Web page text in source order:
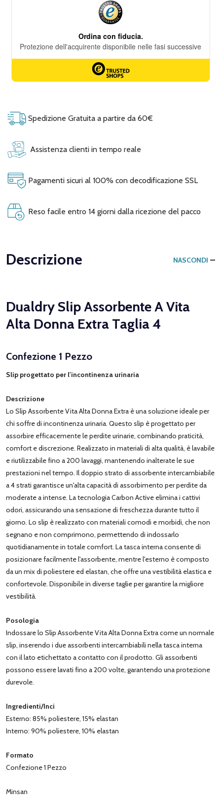
Spedizione Gratuita a partire da 60€
Assistenza clienti in tempo reale
Pagamenti sicuri al 100% con decodificazione SSL
Reso facile entro 14 giorni dalla ricezione del pacco
Descrizione NASCONDI
Dualdry Slip Assorbente A Vita
Alta Donna Extra Taglia 4
Confezione 1 Pezzo
Slip progettato per l'incontinenza urinaria
Descrizione
Lo Slip Assorbente Vita Alta Donna Extra è una soluzione ideale per
chi soffre di incontinenza urinaria. Questo slip è progettato per
assorbire efficacemente le perdite urinarie, combinando praticità,
comfort e discrezione. Realizzato in materiali di alta qualità, è lavabile
e riutilizzabile fino a 200 lavaggi, mantenendo inalterate le sue
prestazioni nel tempo. Il doppio strato di assorbente intercambiabile
a 4 strati garantisce un'alta capacità di assorbimento per perdite da
moderate a intense. La tecnologia Carbon Active elimina i cattivi
odori, assicurando una sensazione di freschezza durante tutto il
giorno. Lo slip è realizzato con materiali comodi e morbidi, che non
segnano e non comprimono, permettendo di indossarlo
quotidianamente in totale comfort. La tasca interna consente di
posizionare facilmente l'assorbente, mentre l'esterno è composto
da un mix di poliestere ed elastan, che offre una vestibilità elastica e
confortevole. Disponibile in diverse taglie per garantire la migliore
vestibilità.
Posologia
Indossare lo Slip Assorbente Vita Alta Donna Extra come un normale
slip, inserendo i due assorbenti intercambiabili nella tasca interna
con il lato etichettato a contatto con il prodotto. Gli assorbenti
possono essere lavati fino a 200 volte, garantendo una protezione
durevole.
Ingredienti/Inci
Esterno: 85% poliestere, 15% elastan
Interno: 90% poliestere, 10% elastan
Formato
Confezione 1 Pezzo
Minsan